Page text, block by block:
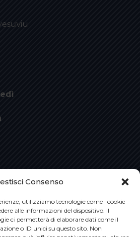
Consenso
utilizziamo tecnologie come i cookie
alle informazioni del dispositivo. Il
ci permetterà di elaborare dati come il
o ID unici su questo sito. Non